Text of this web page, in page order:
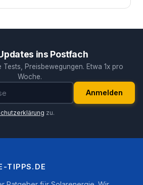
ins Postfach
Tests, Preisbewegungen. Etwa 1x pro
Woche.
Anmelden
zu.
TIPPS.DE